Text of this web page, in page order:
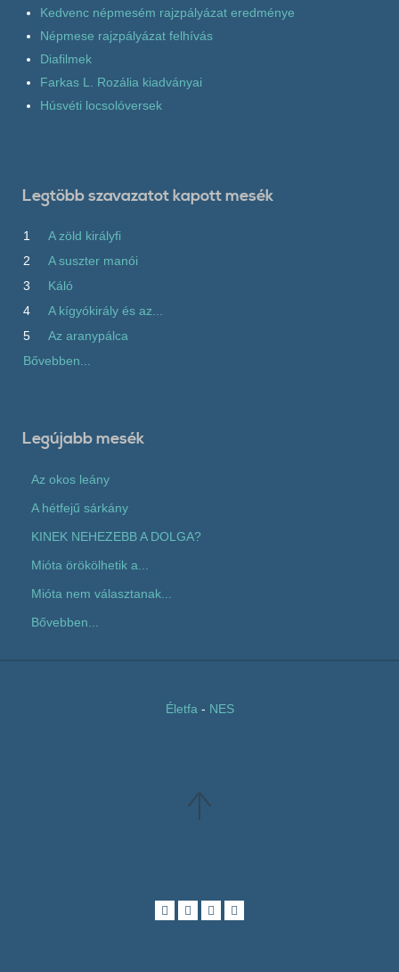
Kedvenc népmesém rajzpályázat eredménye
Népmese rajzpályázat felhívás
Diafilmek
Farkas L. Rozália kiadványai
Húsvéti locsolóversek
Legtöbb szavazatot kapott mesék
1
A zöld királyfi
2
A suszter manói
3
Káló
4
A kígyókirály és az...
5
Az aranypálca
Bővebben...
Legújabb mesék
Az okos leány
A hétfejű sárkány
KINEK NEHEZEBB A DOLGA?
Mióta örökölhetik a...
Mióta nem választanak...
Bővebben...
Életfa - NES